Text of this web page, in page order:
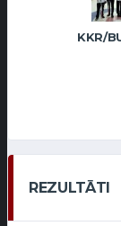
KKR/
REZULTĀTI